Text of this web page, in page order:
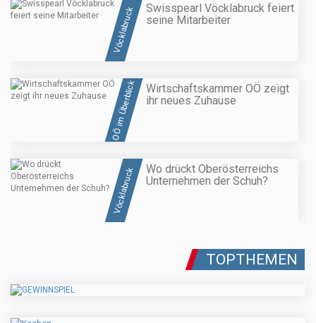
Vöcklabruck
Swisspearl Vöcklabruck feiert
seine Mitarbeiter
OÖ im Überblick
Wirtschaftskammer OÖ zeigt
ihr neues Zuhause
Vöcklabruck
Wo drückt Oberösterreichs
Unternehmen der Schuh?
TOPTHEMEN